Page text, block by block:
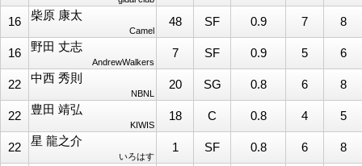
16 柴原 康太
Camel
48 SF 0.9 7 8
16 野田 丈志
AndrewWalkers
7 SF 0.9 5 6
22 中西 秀則
NBNL
20 SG 0.8 6 8
22 豊田 靖弘
KIWIS
18 C 0.8 4 5
22 星 龍之介
いろはす
1 SF 0.8 6 8